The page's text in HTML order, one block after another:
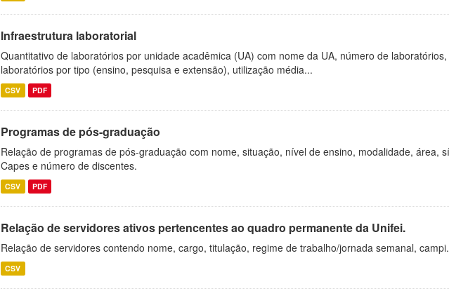
Infraestrutura laboratorial
Quantitativo de laboratórios por unidade acadêmica (UA) com nome da UA, número de
laboratórios por tipo (ensino, pesquisa e extensão), utilização média...
CSV PDF
Programas de pós-graduação
Relação de programas de pós-graduação com nome, situação, nível de ensino, modalidade, área,
Capes e número de discentes.
CSV PDF
Relação de servidores ativos pertencentes ao quadro permanente da Unifei.
Relação de servidores contendo nome, cargo, titulação, regime de trabalho/jornada semanal, campi.
CSV